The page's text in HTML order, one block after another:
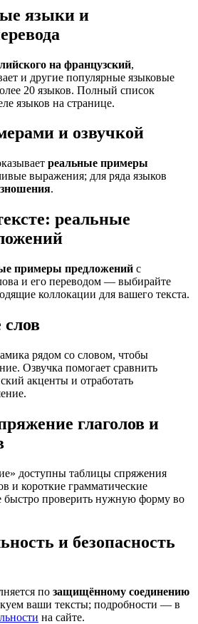
языки и
на французский,
и другие популярные языковые
20 языков. Полный список
языков на странице.
и озвучкой
реальные примеры
выражения; для ряда языков
.
реальные
примеры предложений с
и его переводом — выбирайте
коллокации для вашего текста.
рядом со словом, чтобы
Озвучка помогает сравнить
акценты и отработать
глаголов и
доступны таблицы спряжения
и короткие грамматические
проверить нужную форму во
и безопасность
по защищённому соединению
ваши тексты; подробности — в
на сайте.